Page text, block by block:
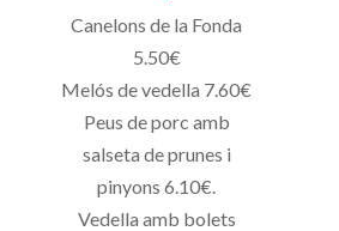
Canelons de la Fonda
5.50€
Melós de vedella 7.60€
Peus de porc amb
salseta de prunes i
pinyons 6.10€.
Vedella amb bolets